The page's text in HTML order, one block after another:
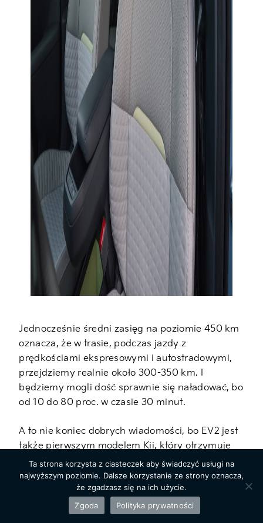
Jednocześnie średni zasięg na poziomie 450 km
oznacza, że w trasie, podczas jazdy z
prędkościami ekspresowymi i autostradowymi,
przejdziemy realnie około 300-350 km. I
będziemy mogli dość sprawnie się naładować, bo
od 10 do 80 proc. w czasie 30 minut.
A to nie koniec dobrych wiadomości, bo EV2 jest
także pierwszym modelem Kii, który otrzymuje
możliwość dokupienia mocniejszej ładowarki
pokładowej. W standardzie to nadal 11 kW, ale po
dopłaceniu 3500 lub 6000 zł (zależnie od wersji)
auto będzie przyjmowało prąd AC o mocy 22 kW.
Ta strona korzysta z ciasteczek aby świadczyć usługi na
najwyższym poziomie. Dalsze korzystanie ze strony oznacza,
że zgadzasz się na ich użycie.
Zgoda
Polityka prywatności